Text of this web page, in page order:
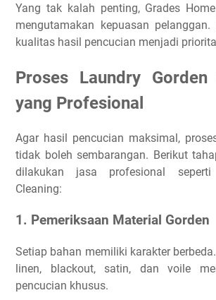
Yang tak kalah penting, Grades
mengutamakan kepuasan
kualitas hasil pencucian menjadi
Proses Laundry
yang Profesional
Agar hasil pencucian maksimal,
tidak boleh sembarangan. Berikut
dilakukan jasa profesional
Cleaning:
1. Pemeriksaan Material Gorden
Setiap bahan memiliki karakter
linen, blackout, satin, dan voile
pencucian khusus.